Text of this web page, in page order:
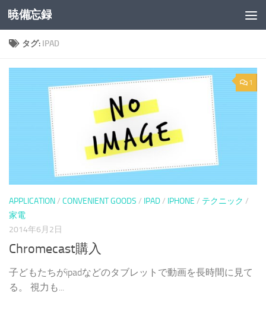
コンテンツへスキップ
暁備忘録
タグ: IPAD
1
APPLICATION/ CONVENIENT GOODS / IPAD/ IPHONE / テクニック /
家電
2014年6月2日
Chromecast購入
子どもたちがipadなどのタブレットで動画を長時間に見て
る。 視力も...